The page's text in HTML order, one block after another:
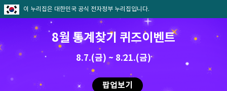
이 누리집은 대한민국 공식 전자정부 누리집입니다.
8월 통계찾기 퀴즈이벤트
8.7.(금) ~ 8.21.(금)
팝업보기